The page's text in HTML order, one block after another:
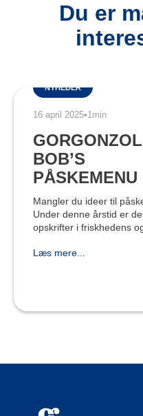
Du er
NYHEDER
16 april 2025•1min
BOB’S
PÅSKEMENU
Mangler du ideer til
Under denne årstid er
opskrifter i friskhedens
venner derhjemme, kan
Læs mere...